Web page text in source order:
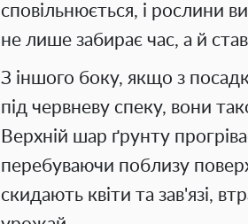
сповільнюється, і рослини
не лише забирає час, а й
З іншого боку, якщо з
під червневу спеку, вони
Верхній шар ґрунту
перебуваючи поблизу
скидають квіти та зав'язі,